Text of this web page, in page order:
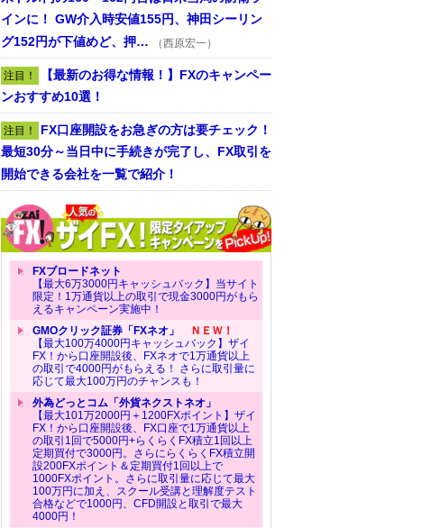
インに！ GW介入時安値155円、神田シーリン
グ152円が下値めど、押…
（西原宏一）
注目！ 【最新のお得な情報！】FXのキャンペー
ンおすすめ10選！
注目！ FX口座開設をお急ぎの方は要チェック！
最短30分～当日中に手続きが完了し、FX取引を
開始できる会社を一覧で紹介！
FXブロードネット
【最大6万3000円キャッシュバック】当サイト
限定！1万通貨以上の取引で現金3000円がもら
えるキャンペーン実施中！
GMOクリック証券「FXネオ」
ＮＥＷ！
【最大100万4000円キャッシュバック】ザイ
FX！から口座開設後、FXネオで1万通貨以上
の取引で4000円がもらえる！ さらに取引量に
応じて最大100万円のチャンスも！
外為どっとコム「外貨ネクストネオ」
【最大101万2000円＋1200FXポイント】ザイ
FX！から口座開設後、FX口座で1万通貨以上
の取引1回で5000円+らくらくFX積立1回以上
定期買付で3000円。さらにらくらくFX積立開
設200FXポイント＆定期買付1回以上で
1000FXポイント。さらに取引量に応じて最大
100万円に加え、スクール受講と理解度テスト
合格などで1000円、CFD開設と取引で最大
4000円！